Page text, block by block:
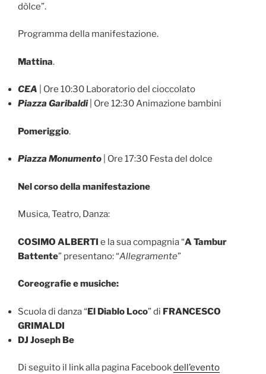
dòlce”.
Programma della manifestazione.
Mattina.
CEA | Ore 10:30 Laboratorio del cioccolato
Piazza Garibaldi| Ore 12:30 Animazione bambini
Pomeriggio.
Piazza Monumento | Ore 17:30 Festa del dolce
Nel corso della manifestazione
Musica, Teatro, Danza:
COSIMO ALBERTI e la sua compagnia “A Tambur
Battente” presentano: “Allegramente”
Coreografie e musiche:
Scuola di danza “El Diablo Loco” di FRANCESCO
GRIMALDI
DJ Joseph Be
Di seguito il link alla pagina Facebookdell’evento